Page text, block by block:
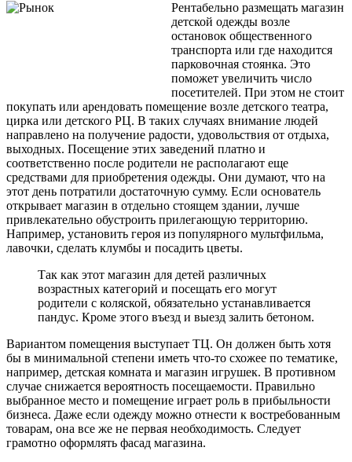
Рентабельно размещать магазин
детской одежды возле
остановок общественного
транспорта или где находится
парковочная стоянка. Это
поможет увеличить число
посетителей. При этом не стоит
покупать или арендовать помещение возле детского театра,
цирка или детского РЦ. В таких случаях внимание людей
направлено на получение радости, удовольствия от отдыха,
выходных. Посещение этих заведений платно и
соответственно после родители не располагают еще
средствами для приобретения одежды. Они думают, что на
этот день потратили достаточную сумму. Если основатель
открывает магазин в отдельно стоящем здании, лучше
привлекательно обустроить прилегающую территорию.
Например, установить героя из популярного мультфильма,
лавочки, сделать клумбы и посадить цветы.
Так как этот магазин для детей различных
возрастных категорий и посещать его могут
родители с коляской, обязательно устанавливается
пандус. Кроме этого въезд и выезд залить бетоном.
Вариантом помещения выступает ТЦ. Он должен быть хотя
бы в минимальной степени иметь что-то схожее по тематике,
например, детская комната и магазин игрушек. В противном
случае снижается вероятность посещаемости. Правильно
выбранное место и помещение играет роль в прибыльности
бизнеса. Даже если одежду можно отнести к востребованным
товарам, она все же не первая необходимость. Следует
грамотно оформлять фасад магазина.